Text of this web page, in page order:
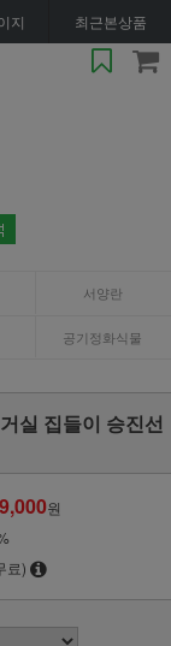
지 최근본상품
서양란
공기정화식물
실 집들이 승진선
원
료)